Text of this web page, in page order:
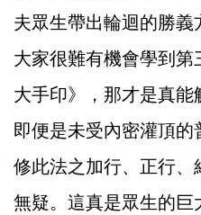
夫眾生帶出輪迴的勝
大家很難有機會學到
大手印》，那才是真能
即便是未受內密灌頂
修此法之加行、正行、
無疑。這真是眾生的巨